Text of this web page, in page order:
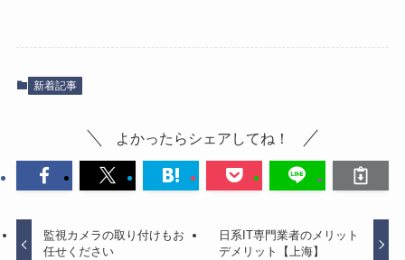
新着記事
よかったらシェアしてね！
監視カメラの取り付けもお
任せください
日系IT専門業者のメリット
デメリット【上海】